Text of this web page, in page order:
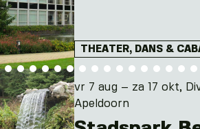
THEATER, DANS &
vr 7 aug – za 17 okt,
Apeldoorn